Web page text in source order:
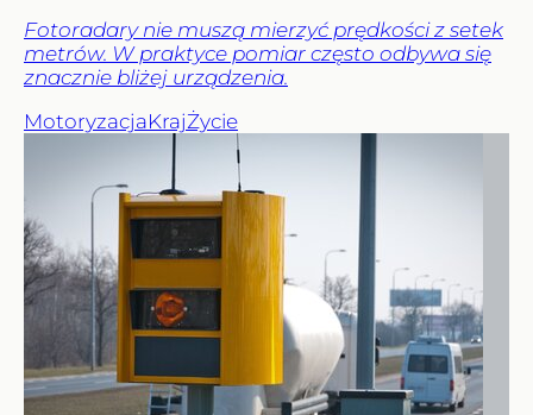
Fotoradary nie muszą mierzyć prędkości z setek
metrów. W praktyce pomiar często odbywa się
znacznie bliżej urządzenia.
MotoryzacjaKrajŻycie